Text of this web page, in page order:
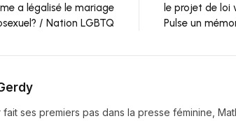
a légalisé le mariage
/ Nation LGBTQ
le projet de loi
Pulse un
fait ses premiers pas dans la presse féminine,